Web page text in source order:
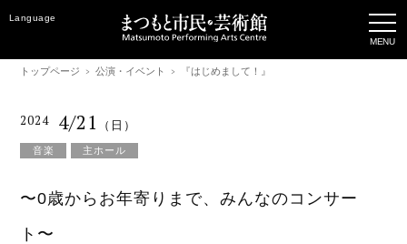
Language
トップページ 公演・イベント 『はじめまして！』
2024 4/21 （日）
音楽 主ホール
〜0歳からお年寄りまで、みんなのコンサー
ト〜